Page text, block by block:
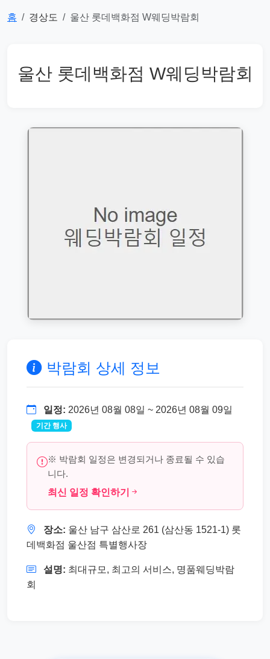
홈 경상도 울산 롯데백화점 W웨딩박람회
울산 롯데백화점 W웨딩박람회
박람회 상세 정보
일정: 2026년 08월 08일 ~ 2026년 08월 09일
기간 행사
※ 박람회 일정은 변경되거나 종료될 수 있습
니다.
최신 일정 확인하기
장소: 울산 남구 삼산로 261 (삼산동 1521-1) 롯
데백화점 울산점 특별행사장
설명: 최대규모, 최고의 서비스, 명품웨딩박람
회